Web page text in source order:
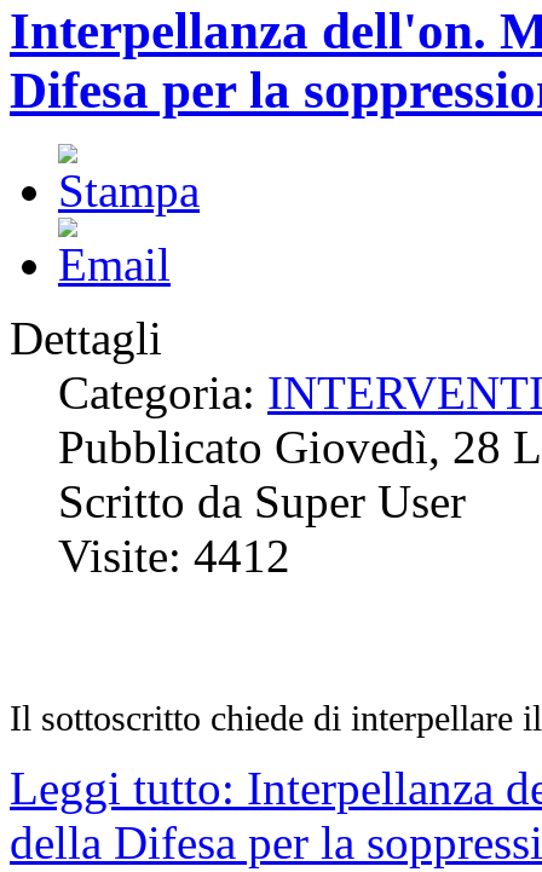
Interpellanza dell'on.
Difesa per la
Dettagli
Categoria:
Pubblicato Giovedì, 28
Scritto da Super User
Visite: 4412
Il sottoscritto chiede di interpellare
Leggi tutto: Interpellanza
della Difesa per la